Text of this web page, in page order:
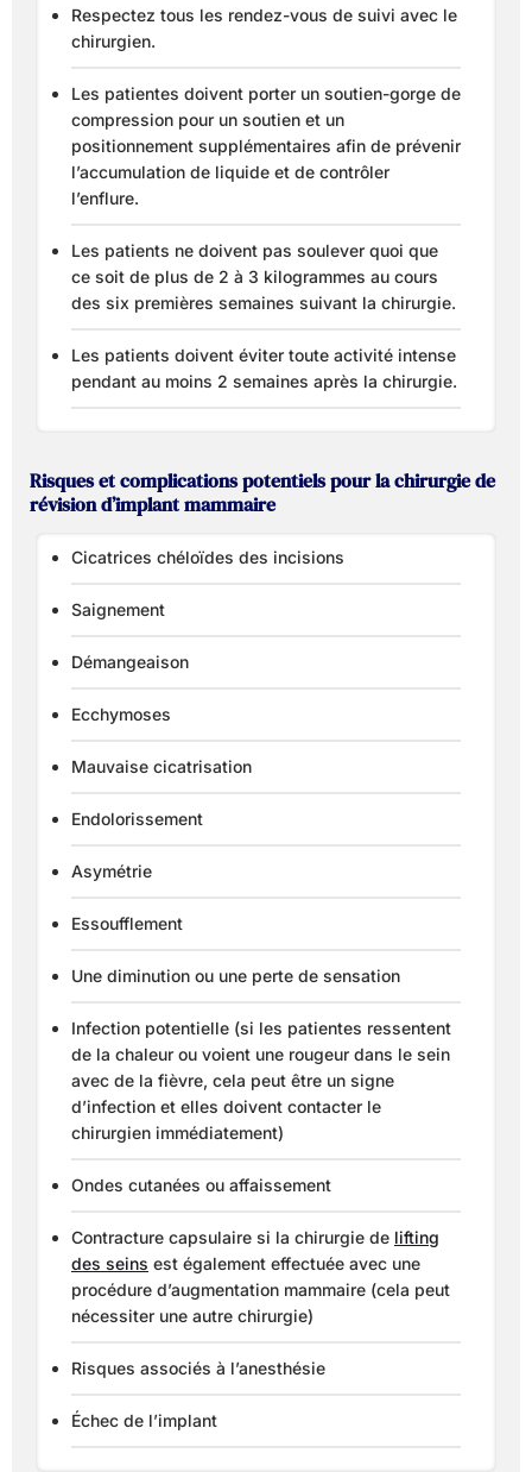
Respectez tous les rendez-vous de suivi avec le
chirurgien.
Les patientes doivent porter un soutien-gorge de
compression pour un soutien et un
positionnement supplémentaires afin de prévenir
l’accumulation de liquide et de contrôler
l’enflure.
Les patients ne doivent pas soulever quoi que
ce soit de plus de 2 à 3 kilogrammes au cours
des six premières semaines suivant la chirurgie.
Les patients doivent éviter toute activité intense
pendant au moins 2 semaines après la chirurgie.
Risques et complications potentiels pour la chirurgie de
révision d’implant mammaire
Cicatrices chéloïdes des incisions
Saignement
Démangeaison
Ecchymoses
Mauvaise cicatrisation
Endolorissement
Asymétrie
Essoufflement
Une diminution ou une perte de sensation
Infection potentielle (si les patientes ressentent
de la chaleur ou voient une rougeur dans le sein
avec de la fièvre, cela peut être un signe
d’infection et elles doivent contacter le
chirurgien immédiatement)
Ondes cutanées ou affaissement
Contracture capsulaire si la chirurgie de lifting
des seins est également effectuée avec une
procédure d’augmentation mammaire (cela peut
nécessiter une autre chirurgie)
Risques associés à l’anesthésie
Échec de l’implant